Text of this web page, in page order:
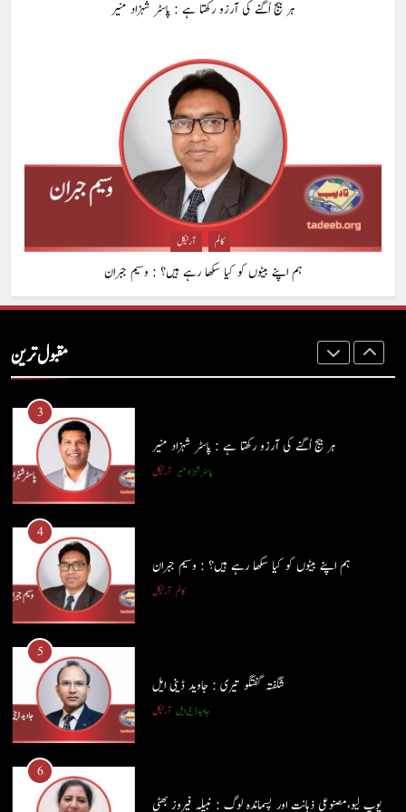
ہر بیج اُگنے کی آرزو رکھتا ہے : پاسٹر شہزاد منیر
آرٹیکل کالم
ہم اپنے بیٹوں کو کیا سکھا رہے ہیں؟ : وسیم جبران
مقبول ترین
ایمان،عقل اور آنے والا اِنسان : ڈاکٹر ایورسٹ جان
آرٹیکل ڈاکٹر ایورسٹ جان
حب الوطنی اور مذہبی وابستگی : نبیلہ فیروز بھٹی
کالم
2
3
ہر بیج اُگنے کی آرزو رکھتا ہے : پاسٹر شہزاد منیر
آرٹیکل پاسٹر شہزاد منیر
4
ہم اپنے بیٹوں کو کیا سکھا رہے ہیں؟ : وسیم جبران
آرٹیکل کالم
5
شگفتہ گفتگو تیری : جاوید ڈینی ایل
آرٹیکل جاوید ڈینی ایل
6
پوپ لیو،مصنوعی ذہانت اور پسماندہ لوگ : نبیلہ فیروز بھٹی